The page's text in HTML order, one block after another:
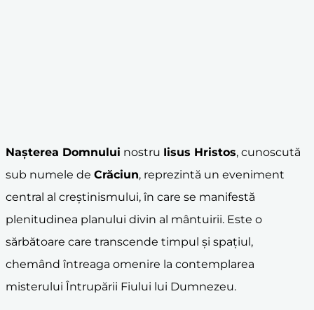
Nașterea Domnului nostru Iisus Hristos, cunoscută
sub numele de Crăciun, reprezintă un eveniment
central al creștinismului, în care se manifestă
plenitudinea planului divin al mântuirii. Este o
sărbătoare care transcende timpul și spațiul,
chemând întreaga omenire la contemplarea
misterului Întrupării Fiului lui Dumnezeu.